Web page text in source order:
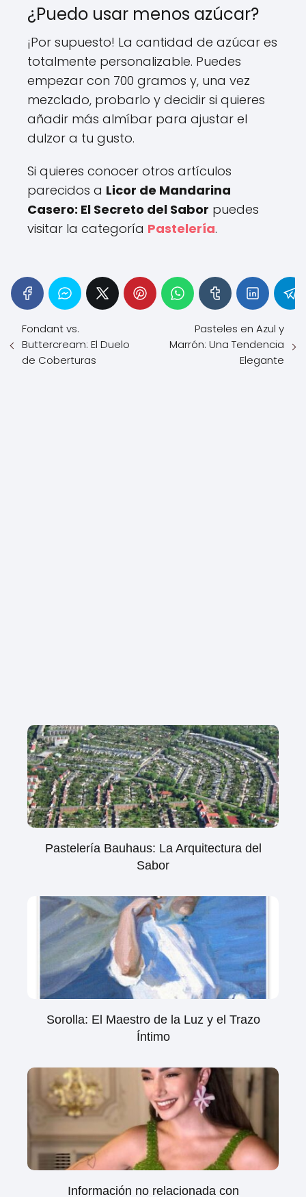
¿Puedo usar menos azúcar?
¡Por supuesto! La cantidad de azúcar es
totalmente personalizable. Puedes
empezar con 700 gramos y, una vez
mezclado, probarlo y decidir si quieres
añadir más almíbar para ajustar el
dulzor a tu gusto.
Si quieres conocer otros artículos
parecidos a Licor de Mandarina
Casero: El Secreto del Sabor puedes
visitar la categoría Pastelería.
Fondant vs.
Buttercream: El Duelo
de Coberturas
Pasteles en Azul y
Marrón: Una Tendencia
Elegante
Pastelería Bauhaus: La Arquitectura del
Sabor
Sorolla: El Maestro de la Luz y el Trazo
Íntimo
Información no relacionada con